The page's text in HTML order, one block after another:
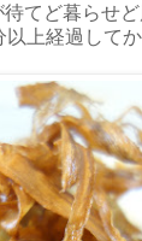
てど暮らせ
上経過して